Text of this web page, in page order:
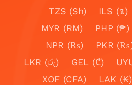
TZS (Sh)
ILS (₪)
MYR (RM)
PHP (₱)
NPR (₨)
PKR
LKR (රු)
GEL (₾)
XOF (CFA)
LAK (₭)